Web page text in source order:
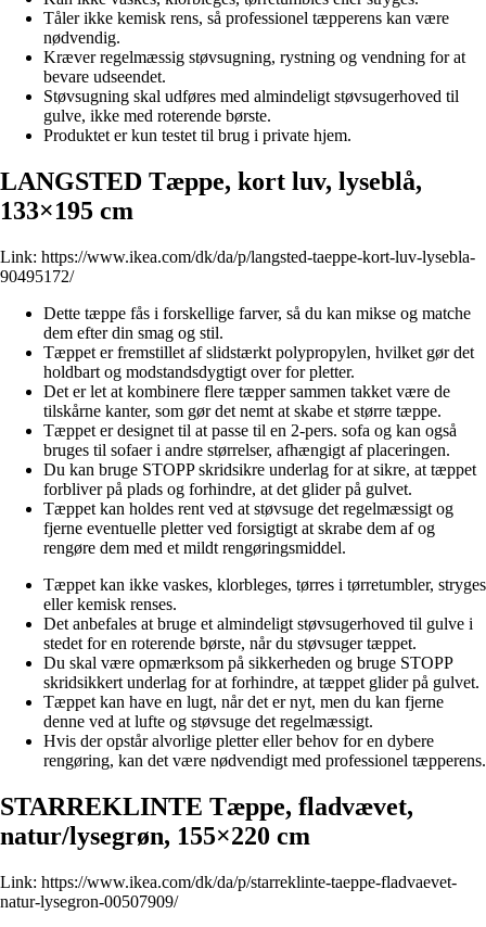
Tåler ikke kemisk rens, så professionel tæpperens kan være
nødvendig.
Kræver regelmæssig støvsugning, rystning og vendning for at
bevare udseendet.
Støvsugning skal udføres med almindeligt støvsugerhoved til
gulve, ikke med roterende børste.
Produktet er kun testet til brug i private hjem.
LANGSTED Tæppe, kort luv, lyseblå,
133×195 cm
Link: https://www.ikea.com/dk/da/p/langsted-taeppe-kort-luv-lysebla-
90495172/
Dette tæppe fås i forskellige farver, så du kan mikse og matche
dem efter din smag og stil.
Tæppet er fremstillet af slidstærkt polypropylen, hvilket gør det
holdbart og modstandsdygtigt over for pletter.
Det er let at kombinere flere tæpper sammen takket være de
tilskårne kanter, som gør det nemt at skabe et større tæppe.
Tæppet er designet til at passe til en 2-pers. sofa og kan også
bruges til sofaer i andre størrelser, afhængigt af placeringen.
Du kan bruge STOPP skridsikre underlag for at sikre, at tæppet
forbliver på plads og forhindre, at det glider på gulvet.
Tæppet kan holdes rent ved at støvsuge det regelmæssigt og
fjerne eventuelle pletter ved forsigtigt at skrabe dem af og
rengøre dem med et mildt rengøringsmiddel.
Tæppet kan ikke vaskes, klorbleges, tørres i tørretumbler, stryges
eller kemisk renses.
Det anbefales at bruge et almindeligt støvsugerhoved til gulve i
stedet for en roterende børste, når du støvsuger tæppet.
Du skal være opmærksom på sikkerheden og bruge STOPP
skridsikkert underlag for at forhindre, at tæppet glider på gulvet.
Tæppet kan have en lugt, når det er nyt, men du kan fjerne
denne ved at lufte og støvsuge det regelmæssigt.
Hvis der opstår alvorlige pletter eller behov for en dybere
rengøring, kan det være nødvendigt med professionel tæpperens.
STARREKLINTE Tæppe, fladvævet,
natur/lysegrøn, 155×220 cm
Link: https://www.ikea.com/dk/da/p/starreklinte-taeppe-fladvaevet-
natur-lysegron-00507909/